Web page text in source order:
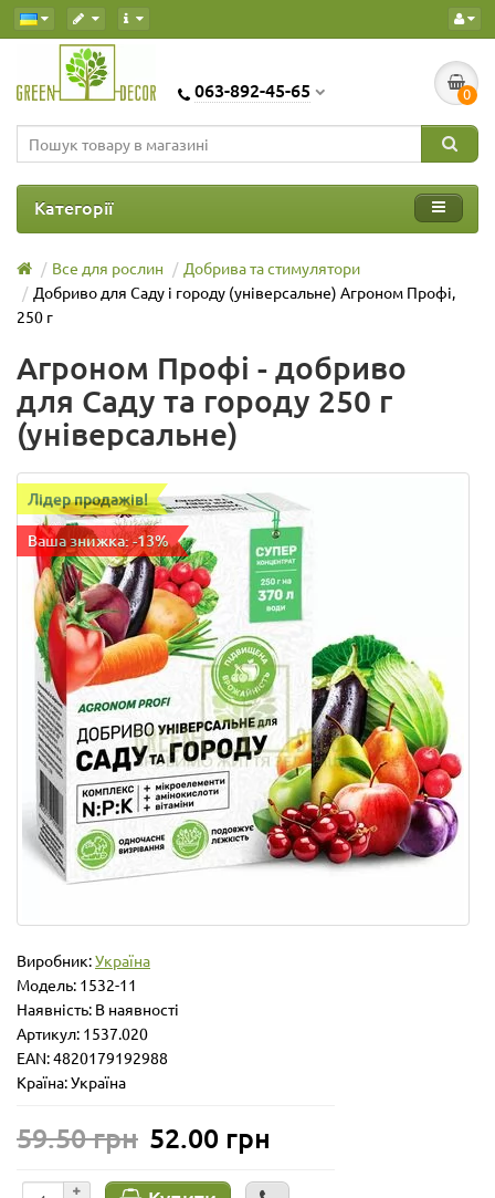
063-892-45-65 0
Категорії
Все для рослин
Добрива та стимулятори
Добриво для Саду і городу (універсальне) Агроном Профі,
250 г
Агроном Профі - добриво
для Саду та городу 250 г
(універсальне)
Лідер продажів!
Ваша знижка: -13%
Виробник:Україна
Модель: 1532-11
Наявність: В наявності
Артикул: 1537.020
EAN: 4820179192988
Країна: Україна
59.50 грн 52.00 грн